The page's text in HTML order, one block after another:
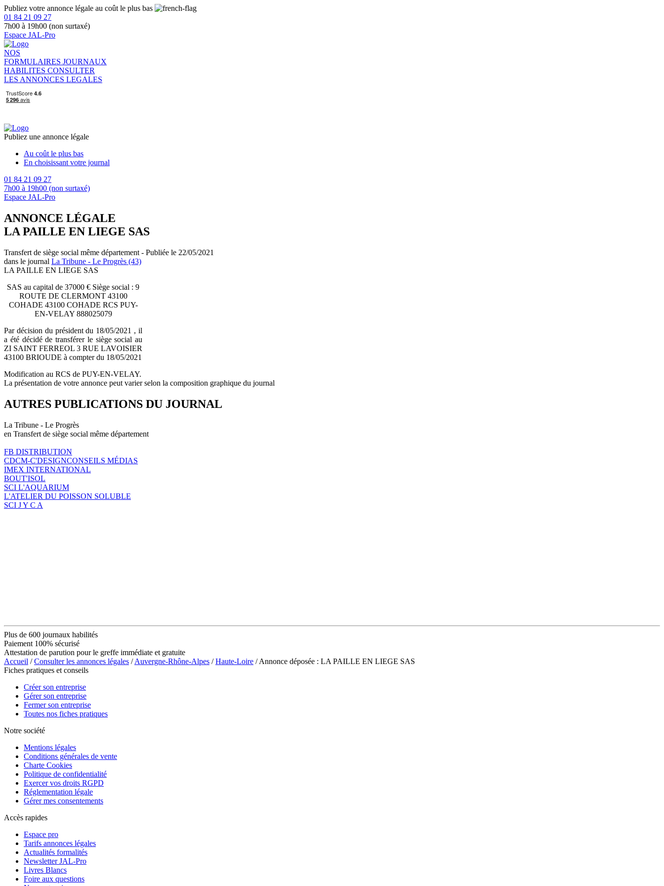
Publiez votre annonce légale au coût le plus bas
01 84 21 09 27
7h00 à 19h00 (non surtaxé)
Espace JAL-Pro
NOS
FORMULAIRES JOURNAUX
HABILITES CONSULTER
LES ANNONCES LEGALES
Publiez une annonce légale
Au coût le plus bas
En choisissant votre journal
01 84 21 09 27
7h00 à 19h00 (non surtaxé)
Espace JAL-Pro
ANNONCE LÉGALE
LA PAILLE EN LIEGE SAS
Transfert de siège social même département - Publiée le 22/05/2021
dans le journal La Tribune - Le Progrès (43)
LA PAILLE EN LIEGE SAS
SAS au capital de 37000 € Siège social : 9
ROUTE DE CLERMONT 43100
COHADE 43100 COHADE RCS PUY-
EN-VELAY 888025079
Par décision du président du 18/05/2021 , il
a été décidé de transférer le siège social au
ZI SAINT FERREOL 3 RUE LAVOISIER
43100 BRIOUDE à compter du 18/05/2021
Modification au RCS de PUY-EN-VELAY.
La présentation de votre annonce peut varier selon la composition graphique du journal
AUTRES PUBLICATIONS DU JOURNAL
La Tribune - Le Progrès
en Transfert de siège social même département
FB DISTRIBUTION
CDCM-C'DESIGNCONSEILS MÉDIAS
IMEX INTERNATIONAL
BOUT'ISOL
SCI L'AQUARIUM
L'ATELIER DU POISSON SOLUBLE
SCI J Y C A
Plus de 600 journaux habilités
Paiement 100% sécurisé
Attestation de parution pour le greffe immédiate et gratuite
Accueil /Consulter les annonces légales /Auvergne-Rhône-Alpes /Haute-Loire / Annonce déposée : LA PAILLE EN LIEGE SAS
Fiches pratiques et conseils
Créer son entreprise
Gérer son entreprise
Fermer son entreprise
Toutes nos fiches pratiques
Notre société
Mentions légales
Conditions générales de vente
Charte Cookies
Politique de confidentialité
Exercer vos droits RGPD
Réglementation légale
Gérer mes consentements
Accès rapides
Espace pro
Tarifs annonces légales
Actualités formalités
Newsletter JAL-Pro
Livres Blancs
Foire aux questions